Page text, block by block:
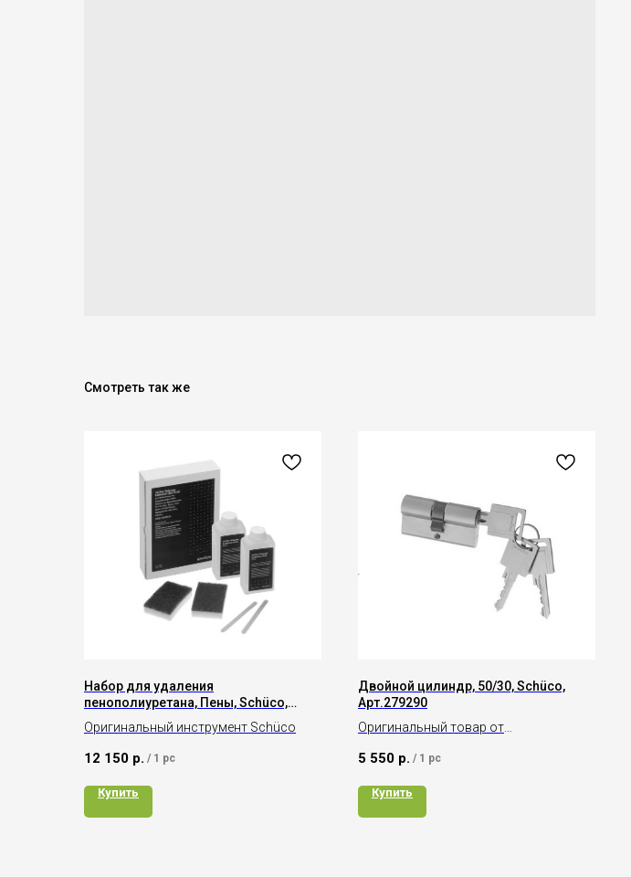
Смотреть так же
Набор для удаления
пенополиуретана, Пены, Schüco,
Арт.298844
Оригинальный инструмент Schüco
12 150 р. / 1 pc
Купить
Двойной цилиндр, 50/30, Schüco,
Арт.279290
Оригинальный товар от
5 550 р. / 1 pc
Купить